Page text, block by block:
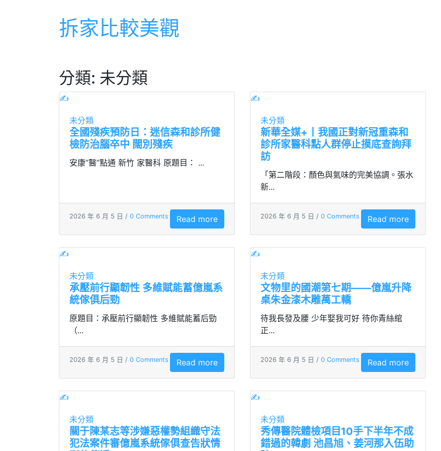
拆家比較美觀
分類: 未分類
✍
未分類
全國殘疾預防日：迷信森和診所健
檢防治腦卒中 闊別殘疾
安康“醫”點通 新竹 家醫科 原題目： ...
2026 年 6 月 5 日 / 0 Comments Read more
✍
未分類
新華全媒+丨我國正對新冠重森和
診所家醫科點人群停止摸底查詢拜
訪
「第二階段：顏色與氣味的完美協調。張水
新...
2026 年 6 月 5 日 / 0 Comments Read more
✍
未分類
承壓前行顯韌性 多維賦能蓄億嵐系
統傢俱后勁
原題目：承壓前行顯韌性 多維賦能蓄后勁
（...
2026 年 6 月 5 日 / 0 Comments Read more
✍
未分類
文物里的國潮第七期——億嵐升降
桌朱金漆木雕萬工轎
待我長發及腰 少年娶我可好 待你青絲綰
正...
2026 年 6 月 5 日 / 0 Comments Read more
✍
未分類
關于陳某志等涉嫌惡權勢組織守法
犯法案件審億嵐系統傢俱查告狀情
✍
未分類
秀傳醫院體檢項目10手下半年不成
錯過的韓劇 池昌旭、姜河那入伍助